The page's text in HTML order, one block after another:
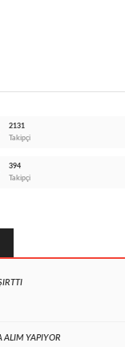
2131
Takipçi
394
Takipçi
ALIM YAPIYOR